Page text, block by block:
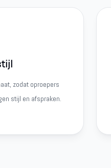
zodat oproepers
stijl en afspraken.